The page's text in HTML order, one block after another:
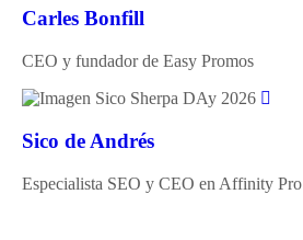
Carles Bonfill
CEO y fundador de Easy Promos
Sico de Andrés
Especialista SEO y CEO en Affinity Pro